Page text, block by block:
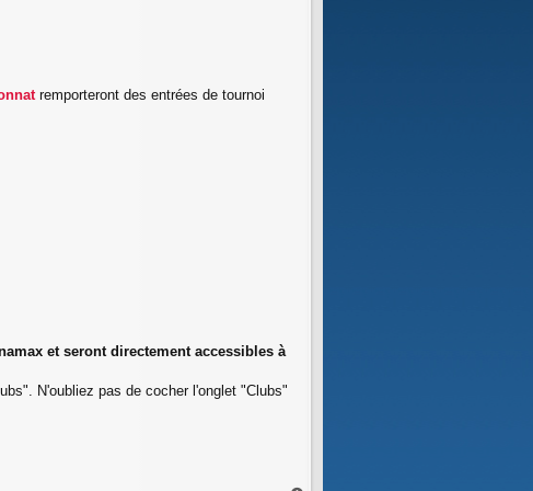
remporteront des entrées de tournoi
et seront directement accessibles à
N'oubliez pas de cocher l'onglet "Clubs"